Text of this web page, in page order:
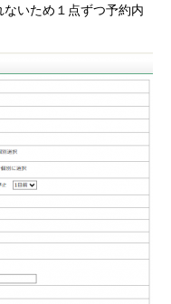
いため１点ずつ予約内